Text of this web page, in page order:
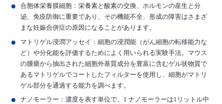
合胞体栄養膜細胞：栄養素と酸素の交換、ホルモンの産生と分
泌、免疫防御に重要であり、その機能不全、形成の障害はさまざ
まな妊娠合併症の原因になることがあります。
マトリゲル浸潤アッセイ：細胞の浸潤能（がん細胞の転移能力な
ど）や分化能を評価するためによく用いられる実験手法。マウス
の腫瘍から抽出された細胞外基質成分を豊富に含むゲル状物質で
あるマトリゲルでコートしたフィルターを使用し、細胞がマトリ
ゲル部分を通過する能力を調べます。
ナノモーラー：濃度を表す単位で、1 ナノモーラーは1リットル中